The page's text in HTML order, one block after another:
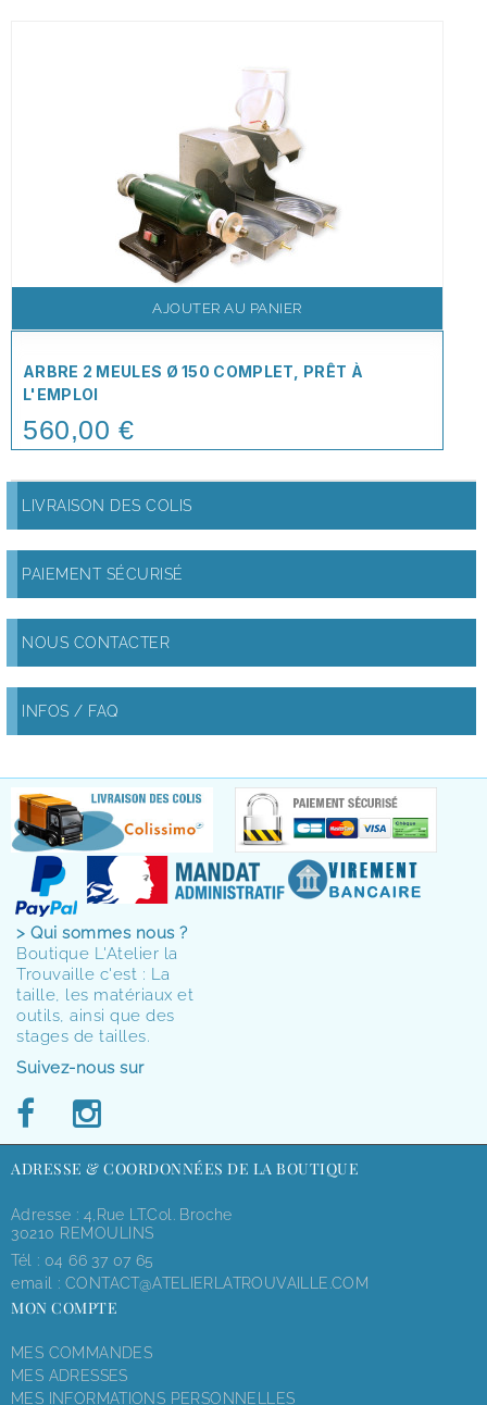
AJOUTER AU PANIER
ARBRE 2 MEULES Ø 150 COMPLET, PRÊT À
L'EMPLOI
Price
560,00 €
LIVRAISON DES COLIS
PAIEMENT SÉCURISÉ
NOUS CONTACTER
INFOS / FAQ
> Qui sommes nous ?
Boutique L'Atelier la
Trouvaille c'est : La
taille, les matériaux et
outils, ainsi que des
stages de tailles.
Suivez-nous sur
ADRESSE & COORDONNÉES DE LA BOUTIQUE
Adresse : 4,rue LT.Col. Broche
30210 REMOULINS
Tél : 04 66 37 07 65
email : CONTACT@ATELIERLATROUVAILLE.COM
MON COMPTE
MES COMMANDES
MES ADRESSES
MES INFORMATIONS PERSONNELLES